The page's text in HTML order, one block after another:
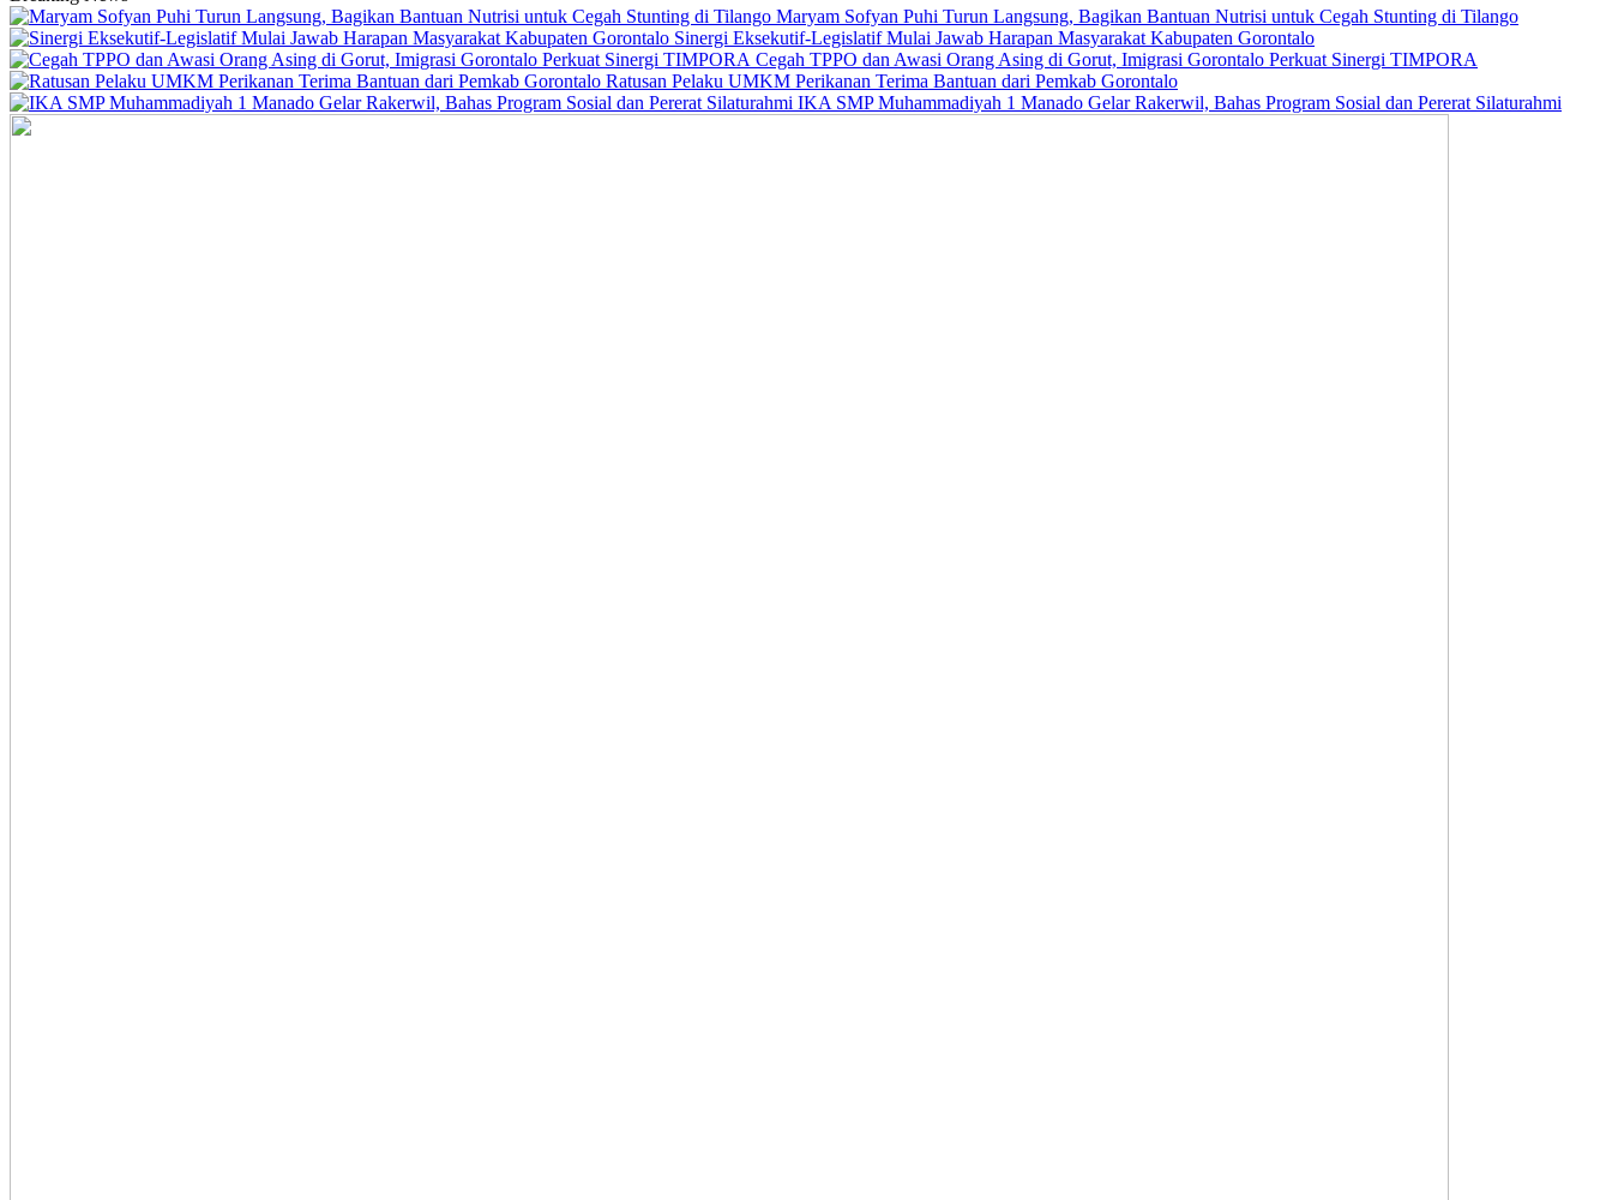
Maryam Sofyan Puhi Turun Langsung, Bagikan Bantuan Nutrisi untuk Cegah Stunting di Tilango
Sinergi Eksekutif-Legislatif Mulai Jawab Harapan Masyarakat Kabupaten Gorontalo
Cegah TPPO dan Awasi Orang Asing di Gorut, Imigrasi Gorontalo Perkuat Sinergi TIMPORA
Ratusan Pelaku UMKM Perikanan Terima Bantuan dari Pemkab Gorontalo
IKA SMP Muhammadiyah 1 Manado Gelar Rakerwil, Bahas Program Sosial dan Pererat Silaturahmi